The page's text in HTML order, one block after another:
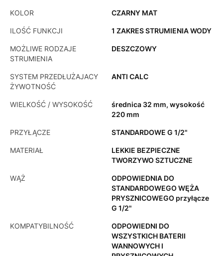
KOLOR CZARNY MAT
ILOŚĆ FUNKCJI 1 ZAKRES STRUMIENIA WODY
MOŻLIWE RODZAJE
STRUMIENIA
DESZCZOWY
SYSTEM PRZEDŁUŻAJACY
ŻYWOTNOŚĆ
ANTI CALC
WIELKOŚĆ / WYSOKOŚĆ
średnica 32 mm, wysokość
220 mm
PRZYŁĄCZE STANDARDOWE G 1/2"
MATERIAŁ
LEKKIE BEZPIECZNE
TWORZYWO SZTUCZNE
WĄŻ
ODPOWIEDNIA DO
STANDARDOWEGO WĘŻA
PRYSZNICOWEGO przyłącze
G 1/2"
KOMPATYBILNOŚĆ
ODPOWIEDNI DO
WSZYSTKICH BATERII
WANNOWYCH I